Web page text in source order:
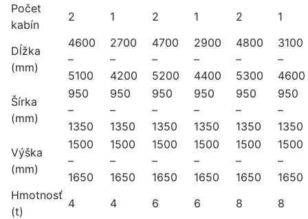
Počet
kabín
2 1 2 1 2 1
Dĺžka
(mm)
4600
–
5100
2700
–
4200
4700
–
5200
2900
–
4400
4800
–
5300
3100
–
4600
Šírka
(mm)
950
–
1350
950
–
1350
950
–
1350
950
–
1350
950
–
1350
950
–
1350
Výška
(mm)
1500
–
1650
1500
–
1650
1500
–
1650
1500
–
1650
1500
–
1650
1500
–
1650
Hmotnosť
(t)
4 4 6 6 8
8